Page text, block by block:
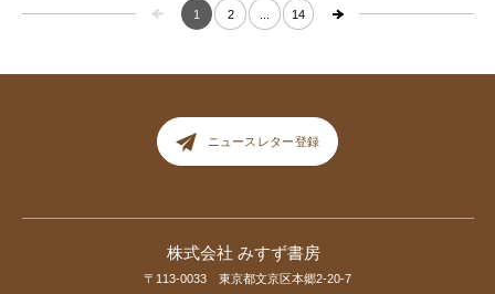
1 2 14
ニュースレター登録
株式会社 みすず書房
〒113-0033 東京都文京区本郷2-20-7